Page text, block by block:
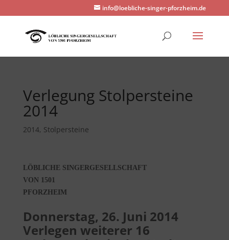
info@loebliche-singer-pforzheim.de
Verlegung Stolpersteine
2014
2014, Stolpersteine
LÖBLICHE SINGERGESELLSCHAFT
VON 1501
PFORZHEIM
Donnerstag, 26. Juni 2014
Verlegen weiterer 16